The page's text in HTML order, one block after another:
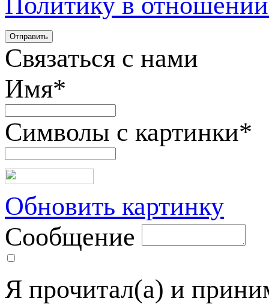
Связаться с нами
Имя*
Символы с картинки*
Обновить картинку
Сообщение
Я прочитал(а) и